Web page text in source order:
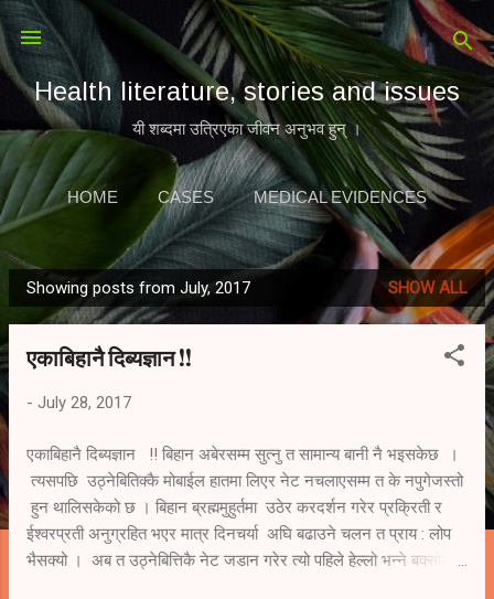
Skip to main content
Health literature, stories and issues
यी शब्दमा उत्रिएका जीवन अनुभव हुन् ।
HOME CASES MEDICAL EVIDENCES
MORE… LITERATURE
P
o
Showing posts from July, 2017 SHOW ALL
एकाबिहानै दिब्यज्ञान !!
- July 28, 2017
एकाबिहानै दिब्यज्ञान !! बिहान अबेरसम्म सुत्नु त सामान्य बानी नै भइसकेछ ।
त्यसपछि उठ्नेबितिक्कै मोबाईल हातमा लिएर नेट नचलाएसम्म त के नपुगेजस्तो
हुन थालिसकेको छ । बिहान ब्रह्ममुहुर्तमा उठेर करदर्शन गरेर प्रक्रिती र
ईश्वरप्रती अनुग्रहित भएर मात्र दिनचर्या अघि बढाउने चलन त प्राय : लोप
भैसक्यो । अब त उठ्नेबित्तिकै नेट जडान गरेर त्यो पहिले हेल्लो भन्ने बक्सोमा